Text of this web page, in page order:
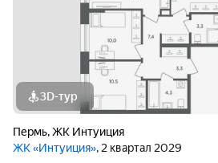
3D-тур
Пермь,ЖК Интуиция
ЖК «Интуиция», 2 квартал 2029